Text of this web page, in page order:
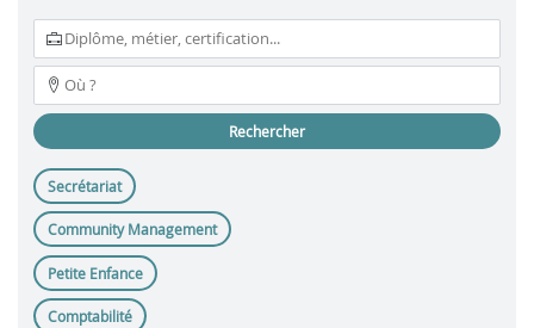
rechercher
Secrétariat
Community Management
Petite Enfance
Comptabilité